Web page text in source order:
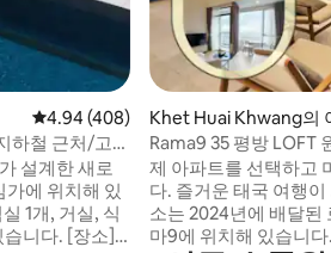
평점 4.94점(5점 만점), 후기 408개
4.94 (408)
하철 근처/고층
료 픽업/야외
시 공항 픽업
설계한 새로
가에 위치해 있
1개, 거실, 식
습니다. [장소] -
Khet Huai Khwang의
Rama9 35 평방 LOFT
D8/3인 숙박/옥상 수
야시장 근처/tonglor
제 아파트를 선택하고
다. 즐거운 태국 여행이
소는 2024년에 배달된
마9에 위치해 있습니